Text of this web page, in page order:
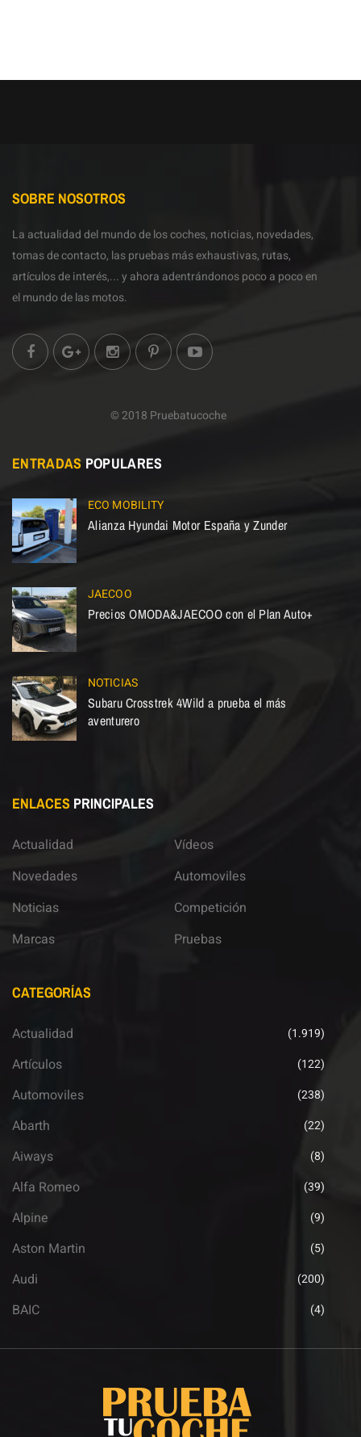
SOBRE NOSOTROS
La actualidad del mundo de los coches, noticias, novedades,
tomas de contacto, las pruebas más exhaustivas, rutas,
artículos de interés,... y ahora adentrándonos poco a poco en
el mundo de las motos.
© 2018 Pruebatucoche
ENTRADAS POPULARES
ECO MOBILITY
Alianza Hyundai Motor España y Zunder
JAECOO
Precios OMODA&JAECOO con el Plan Auto+
NOTICIAS
Subaru Crosstrek 4Wild a prueba el más
aventurero
ENLACES PRINCIPALES
Actualidad
Novedades
Noticias
Marcas
Vídeos
Automoviles
Competición
Pruebas
CATEGORÍAS
Actualidad (1.919)
Artículos (122)
Automoviles (238)
Abarth (22)
Aiways (8)
Alfa Romeo (39)
Alpine (9)
Aston Martin (5)
Audi (200)
BAIC (4)